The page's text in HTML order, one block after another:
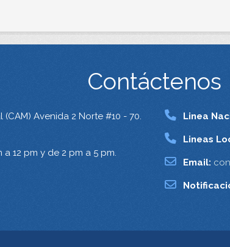
Contáctenos
Avenida 2 Norte #10 - 70.
12 pm y de 2 pm a 5 pm.
Linea
Lineas
Email: